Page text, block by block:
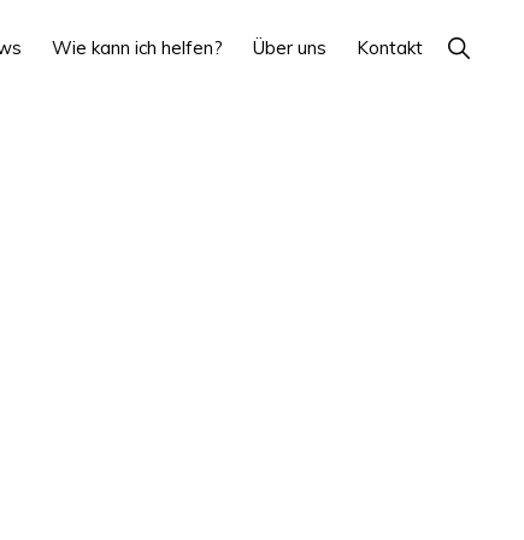
Wie kann ich helfen? Über uns Kontakt Show
Search